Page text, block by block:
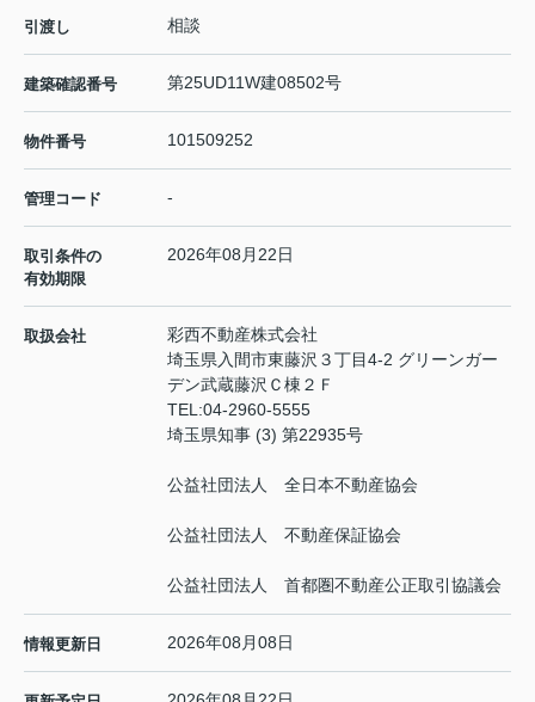
引渡し 相談
建築確認番号 第25UD11W建08502号
物件番号 101509252
管理コード -
取引条件の
有効期限
2026年08月22日
取扱会社
彩西不動産株式会社
埼玉県入間市東藤沢３丁目4-2 グリーンガー
デン武蔵藤沢Ｃ棟２Ｆ
TEL:04-2960-5555
埼玉県知事 (3) 第22935号
公益社団法人 全日本不動産協会
公益社団法人 不動産保証協会
公益社団法人 首都圏不動産公正取引協議会
情報更新日 2026年08月08日